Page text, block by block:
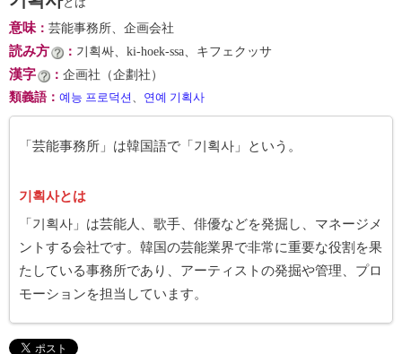
意味： 芸能事務所、企画会社
読み方 ： 기획싸、ki-hoek-ssa、キフェクッサ
漢字 ： 企画社（企劃社）
類義語 ： 예능 프로덕션 、 연예 기획사
「芸能事務所」は韓国語で「기획사」という。
기획사とは
「기획사」は芸能人、歌手、俳優などを発掘し、マネージメ
ントする会社です。韓国の芸能業界で非常に重要な役割を果
たしている事務所であり、アーティストの発掘や管理、プロ
モーションを担当しています。